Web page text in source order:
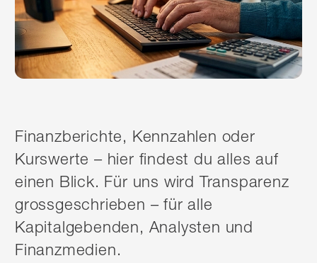
Finanzberichte, Kennzahlen oder
Kurswerte – hier findest du alles auf
einen Blick. Für uns wird Transparenz
grossgeschrieben – für alle
Kapitalgebenden, Analysten und
Finanzmedien.